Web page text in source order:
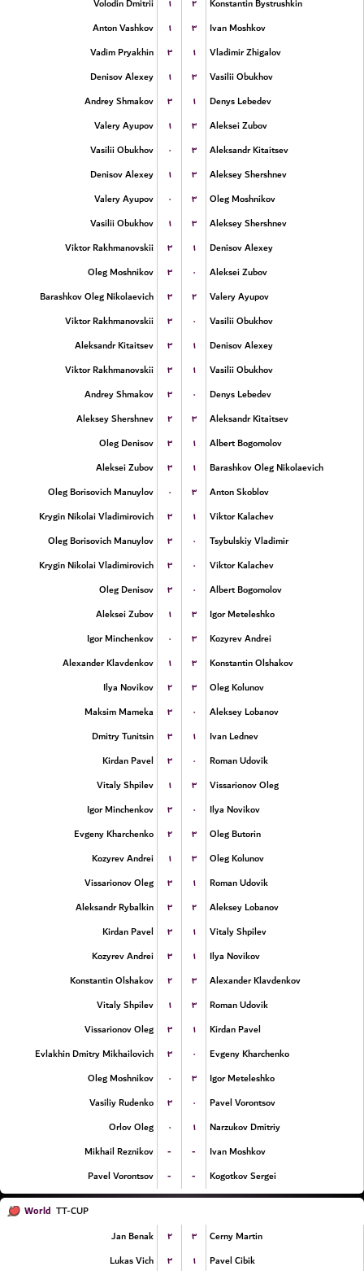
Volodin Dmitrii
۱ ۲
Konstantin Bystrushkin
Anton Vashkov
۱ ۳
Ivan Moshkov
Vadim Pryakhin
۳ ۱
Vladimir Zhigalov
Denisov Alexey
۱ ۳
Vasilii Obukhov
Andrey Shmakov
۳ ۱
Denys Lebedev
Valery Ayupov
۱ ۳
Aleksei Zubov
Vasilii Obukhov
۰ ۳
Aleksandr Kitaitsev
Denisov Alexey
۱ ۳
Aleksey Shershnev
Valery Ayupov
۰ ۳
Oleg Moshnikov
Vasilii Obukhov
۱ ۳
Aleksey Shershnev
Viktor Rakhmanovskii
۳ ۱
Denisov Alexey
Oleg Moshnikov
۳ ۰
Aleksei Zubov
Barashkov Oleg Nikolaevich
۳ ۲
Valery Ayupov
Viktor Rakhmanovskii
۳ ۰
Vasilii Obukhov
Aleksandr Kitaitsev
۳ ۱
Denisov Alexey
Viktor Rakhmanovskii
۳ ۱
Vasilii Obukhov
Andrey Shmakov
۳ ۰
Denys Lebedev
Aleksey Shershnev
۲ ۳
Aleksandr Kitaitsev
Oleg Denisov
۳ ۱
Albert Bogomolov
Aleksei Zubov
۳ ۱
Barashkov Oleg Nikolaevich
Oleg Borisovich Manuylov
۰ ۳
Anton Skoblov
Krygin Nikolai Vladimirovich
۳ ۱
Viktor Kalachev
Oleg Borisovich Manuylov
۳ ۰
Tsybulskiy Vladimir
Krygin Nikolai Vladimirovich
۳ ۰
Viktor Kalachev
Oleg Denisov
۳ ۰
Albert Bogomolov
Aleksei Zubov
۱ ۳
Igor Meteleshko
Igor Minchenkov
۰ ۳
Kozyrev Andrei
Alexander Klavdenkov
۱ ۳
Konstantin Olshakov
Ilya Novikov
۲ ۳
Oleg Kolunov
Maksim Mameka
۳ ۰
Aleksey Lobanov
Dmitry Tunitsin
۳ ۱
Ivan Lednev
Kirdan Pavel
۳ ۰
Roman Udovik
Vitaly Shpilev
۱ ۳
Vissarionov Oleg
Igor Minchenkov
۳ ۰
Ilya Novikov
Evgeny Kharchenko
۲ ۳
Oleg Butorin
Kozyrev Andrei
۱ ۳
Oleg Kolunov
Vissarionov Oleg
۳ ۱
Roman Udovik
Aleksandr Rybalkin
۳ ۲
Aleksey Lobanov
Kirdan Pavel
۳ ۱
Vitaly Shpilev
Kozyrev Andrei
۳ ۱
Ilya Novikov
Konstantin Olshakov
۲ ۳
Alexander Klavdenkov
Vitaly Shpilev
۱ ۳
Roman Udovik
Vissarionov Oleg
۳ ۱
Kirdan Pavel
Evlakhin Dmitry Mikhailovich
۳ ۰
Evgeny Kharchenko
Oleg Moshnikov
۰ ۳
Igor Meteleshko
Vasiliy Rudenko
۳ ۰
Pavel Vorontsov
Orlov Oleg
۰ ۱
Narzukov Dmitriy
Mikhail Reznikov
- -
Ivan Moshkov
Pavel Vorontsov
- - Kogotkov Sergei
World TT-CUP
Jan Benak
۲ ۳
Cerny Martin
Lukas Vich
۳ ۱ Pavel Cibik